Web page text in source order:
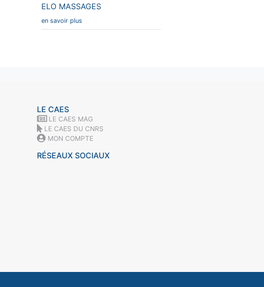
ELO MASSAGES
en savoir plus
LE CAES
LE CAES MAG
LE CAES DU CNRS
MON COMPTE
RÉSEAUX SOCIAUX